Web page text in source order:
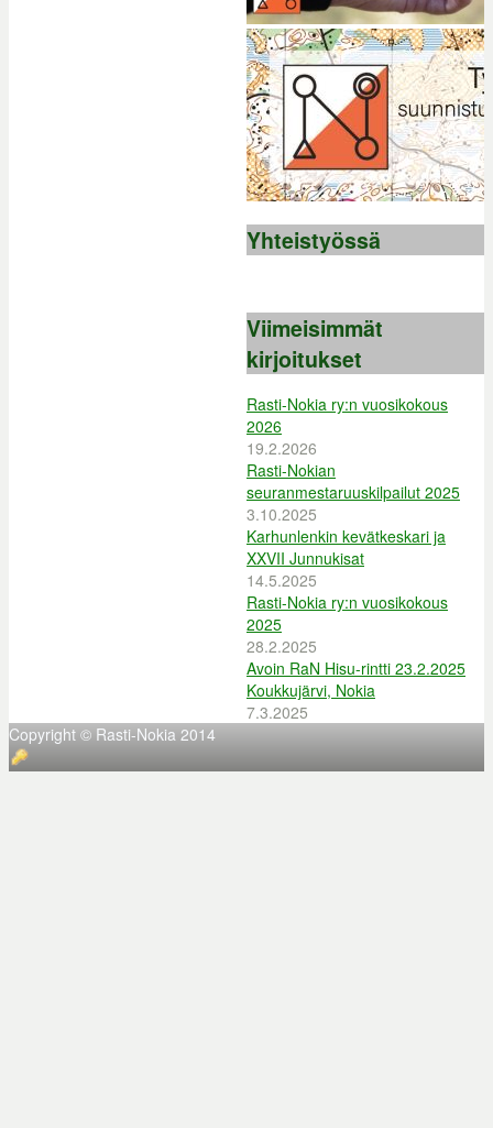
Yhteistyössä
Viimeisimmät
kirjoitukset
Rasti-Nokia ry:n vuosikokous
2026
19.2.2026
Rasti-Nokian
seuranmestaruuskilpailut 2025
3.10.2025
Karhunlenkin kevätkeskari ja
XXVII Junnukisat
14.5.2025
Rasti-Nokia ry:n vuosikokous
2025
28.2.2025
Avoin RaN Hisu-rintti 23.2.2025
Koukkujärvi, Nokia
7.3.2025
Copyright © Rasti-Nokia 2014